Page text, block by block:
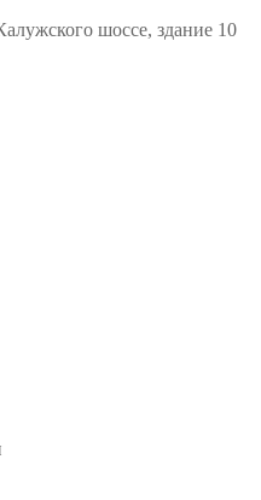
шоссе, здание 10